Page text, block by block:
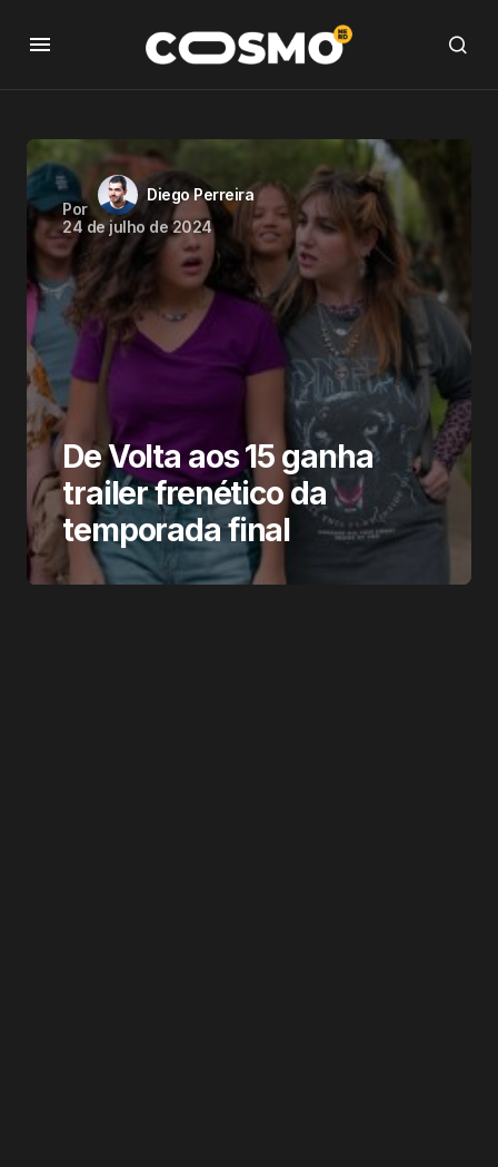
Por
Diego Perreira
24 de julho de 2024
De Volta aos 15 ganha
trailer frenético da
temporada final